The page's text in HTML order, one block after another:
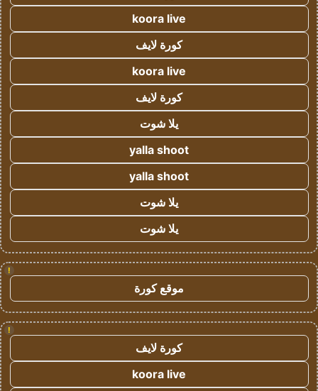
koora live
كورة لايف
koora live
كورة لايف
يلا شوت
yalla shoot
yalla shoot
يلا شوت
يلا شوت
!
موقع كورة
!
كورة لايف
koora live